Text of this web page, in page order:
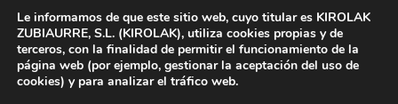
Le informamos de que este sitio web, cuyo titular es KIROLAK
ZUBIAURRE, S.L. (KIROLAK), utiliza cookies propias y de
terceros, con la finalidad de permitir el funcionamiento de la
página web (por ejemplo, gestionar la aceptación del uso de
cookies) y para analizar el tráfico web.